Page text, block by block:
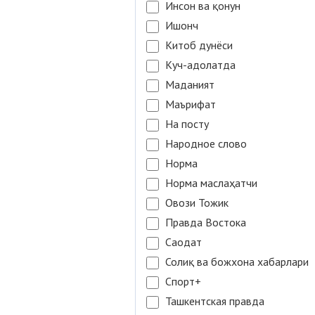
Инсон ва қонун
Ишонч
Китоб дунёси
Куч-адолатда
Маданият
Маърифат
На посту
Народное слово
Норма
Норма маслаҳатчи
Овози Тожик
Правда Востока
Саодат
Солиқ ва божхона хабарлари
Спорт+
Ташкентская правда